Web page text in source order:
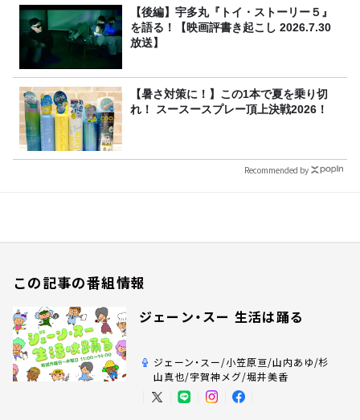
【後編】宇多丸『トイ・ストーリー５』
を語る！【映画評書き起こし 2026.7.30
放送】
【暑さ対策に！】この1本で夏を乗り切
れ！ スースースプレー頂上決戦2026！
Recommended by
この記事の番組情報
ジェーン・スー 生活は踊る
ジェーン・スー/小笠原亘/山内あゆ/杉
山真也/宇賀神メグ/堀井美香